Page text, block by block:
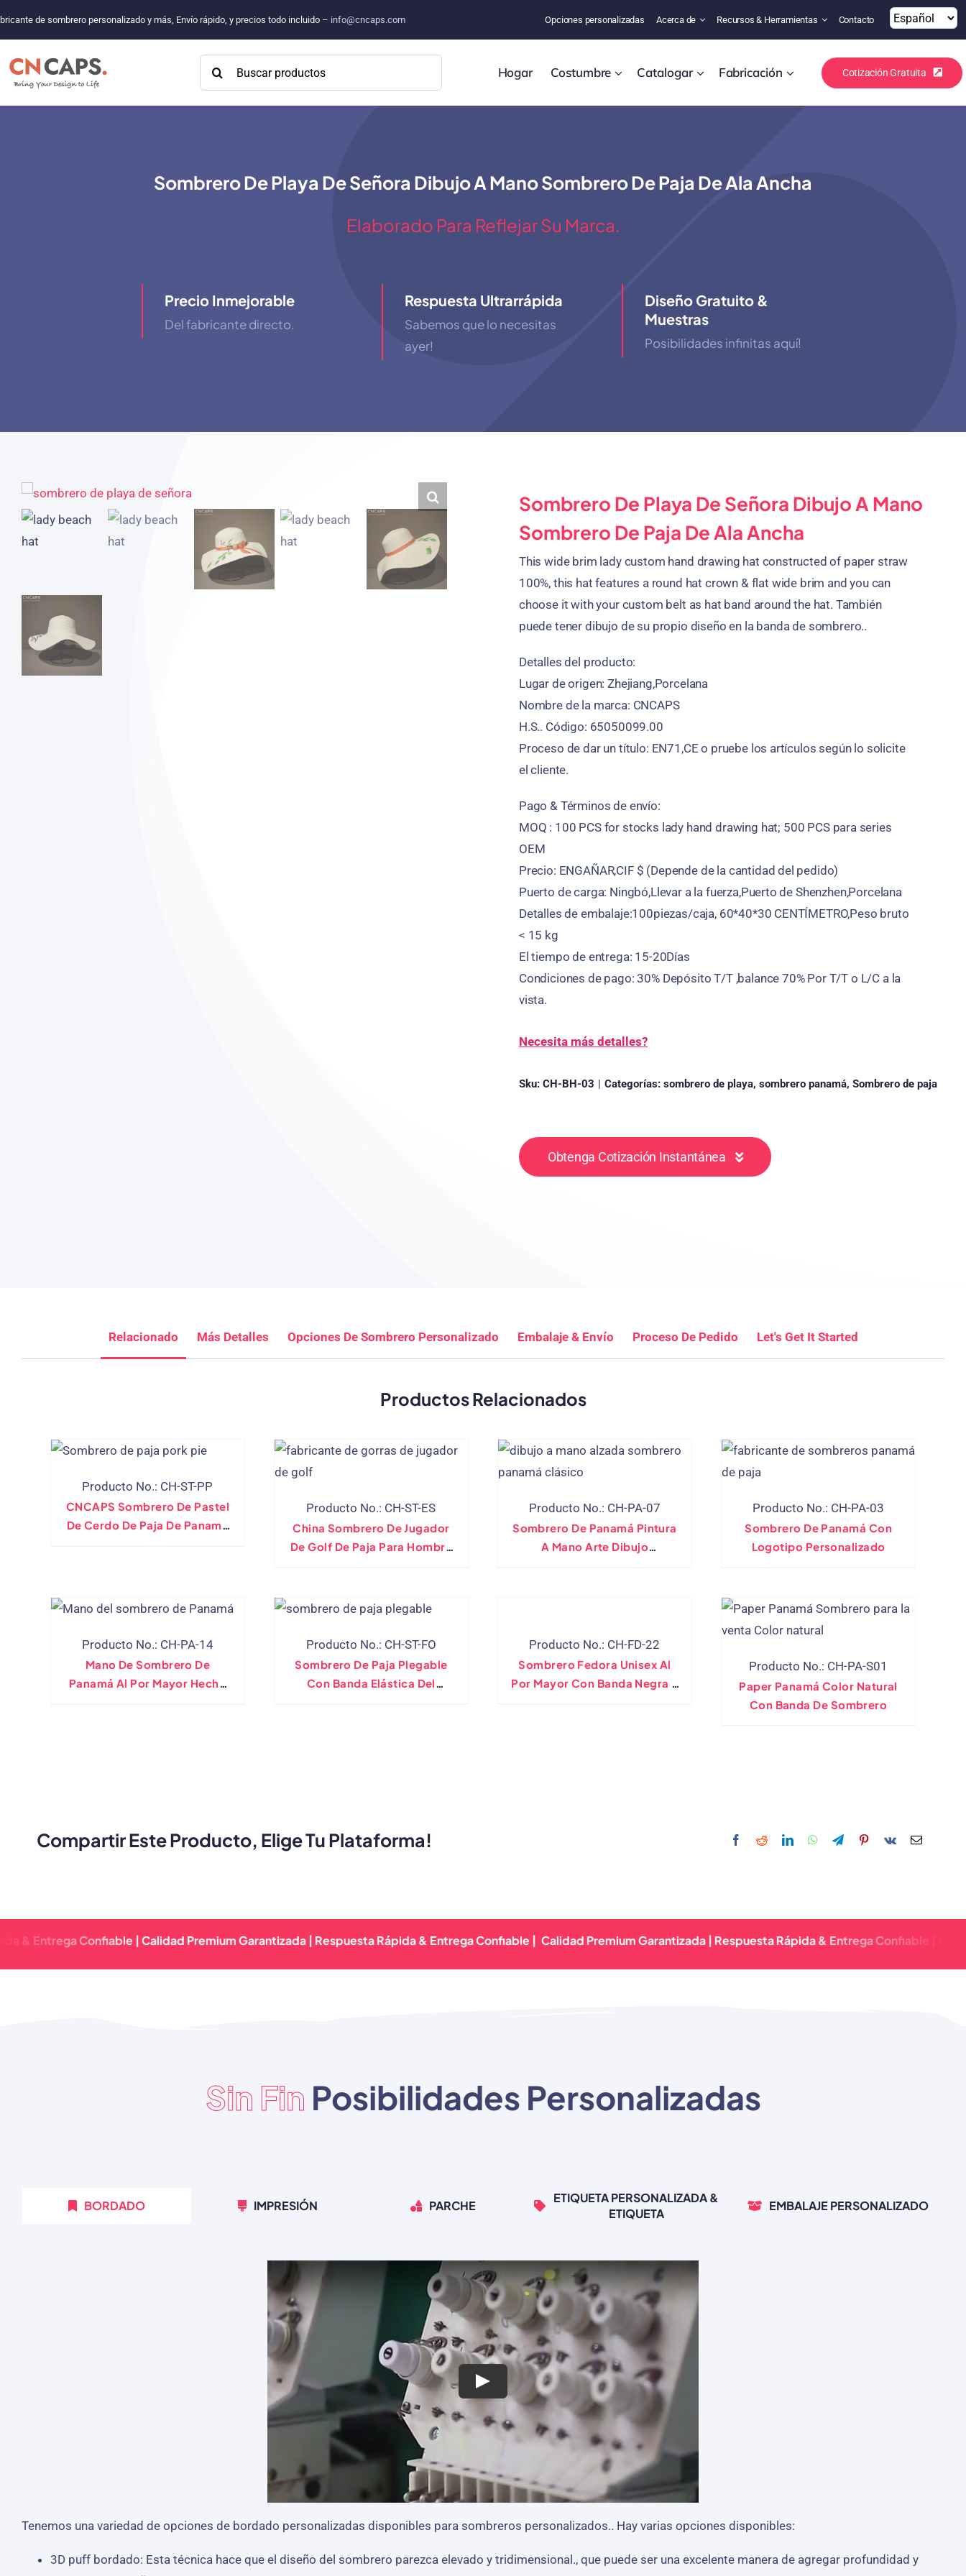
de sombrero personalizado y más, Envío rápido, y precios todo incluido – info@cncaps.com Opciones personalizadas Acerca de Recursos & Herramientas Contacto
Buscar: Hogar Costumbre Catalogar Fabricación Cotización Gratuita
Sombrero De Playa De Señora Dibujo A Mano Sombrero De Paja De Ala Ancha
Elaborado Para Reflejar Su Marca.
Precio Inmejorable
Del fabricante directo.
Respuesta Ultrarrápida
Sabemos que lo necesitas
ayer!
Diseño Gratuito &
Muestras
Posibilidades infinitas aquí!
Sombrero De Playa De Señora Dibujo A Mano
Sombrero De Paja De Ala Ancha
This wide brim lady custom hand drawing hat constructed of paper straw
100%, this hat features a round hat crown & flat wide brim and you can
choose it with your custom belt as hat band around the hat. También
puede tener dibujo de su propio diseño en la banda de sombrero..
Detalles del producto:
Lugar de origen: Zhejiang,Porcelana
Nombre de la marca: CNCAPS
H.S.. Código: 65050099.00
Proceso de dar un título: EN71,CE o pruebe los artículos según lo solicite
el cliente.
Pago & Términos de envío:
MOQ : 100 PCS for stocks lady hand drawing hat; 500 PCS para series
OEM
Precio: ENGAÑAR,CIF $ (Depende de la cantidad del pedido)
Puerto de carga: Ningbó,Llevar a la fuerza,Puerto de Shenzhen,Porcelana
Detalles de embalaje:100piezas/caja, 60*40*30 CENTÍMETRO,Peso bruto
< 15 kg
El tiempo de entrega: 15-20Días
Condiciones de pago: 30% Depósito T/T ,balance 70% Por T/T o L/C a la
vista.
Necesita más detalles?
Sku: CH-BH-03 | Categorías: sombrero de playa, sombrero panamá, Sombrero de paja
Obtenga Cotización Instantánea
Relacionado Más Detalles Opciones De Sombrero Personalizado Embalaje & Envío Proceso De Pedido Let's Get It Started
Productos Relacionados
Producto No.: CH-ST-PP
CNCAPS Sombrero De Pastel
De Cerdo De Paja De Panamá
Producto No.: CH-ST-ES
China Sombrero De Jugador
De Golf De Paja Para Hombre
Producto No.: CH-PA-07
Sombrero De Panamá Pintura
A Mano Arte Dibujo
Producto No.: CH-PA-03
Sombrero De Panamá Con
Logotipo Personalizado
Producto No.: CH-PA-14
Mano De Sombrero De
Panamá Al Por Mayor Hecho
Producto No.: CH-ST-FO
Sombrero De Paja Plegable
Con Banda Elástica Del
Producto No.: CH-FD-22
Sombrero Fedora Unisex Al
Por Mayor Con Banda Negra 3
Producto No.: CH-PA-S01
Paper Panamá Color Natural
Con Banda De Sombrero
Compartir Este Producto, Elige Tu Plataforma!
Confiable | Calidad Premium Garantizada | Respuesta Rápida & Entrega Confiable | Calidad Premium Garantizada | Respuesta Rápida & Entrega Confiable | Calidad
Sin Fin Posibilidades Personalizadas
BORDADO IMPRESIÓN PARCHE
ETIQUETA PERSONALIZADA &
ETIQUETA
EMBALAJE PERSONALIZADO
Tenemos una variedad de opciones de bordado personalizadas disponibles para sombreros personalizados.. Hay varias opciones disponibles:
3D puff bordado: Esta técnica hace que el diseño del sombrero parezca elevado y tridimensional., que puede ser una excelente manera de agregar profundidad y